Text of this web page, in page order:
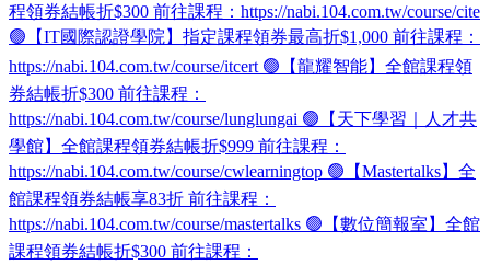
程領券結帳折$300 前往課程：https://nabi.104.com.tw/course/cite
🟢【IT國際認證學院】指定課程領券最高折$1,000 前往課程：
https://nabi.104.com.tw/course/itcert 🟢【龍耀智能】全館課程領
券結帳折$300 前往課程：
https://nabi.104.com.tw/course/lunglungai 🟢【天下學習｜人才共
學館】全館課程領券結帳折$999 前往課程：
https://nabi.104.com.tw/course/cwlearningtop 🟢【Mastertalks】全
館課程領券結帳享83折 前往課程：
https://nabi.104.com.tw/course/mastertalks 🟢【數位簡報室】全館
課程領券結帳折$300 前往課程：